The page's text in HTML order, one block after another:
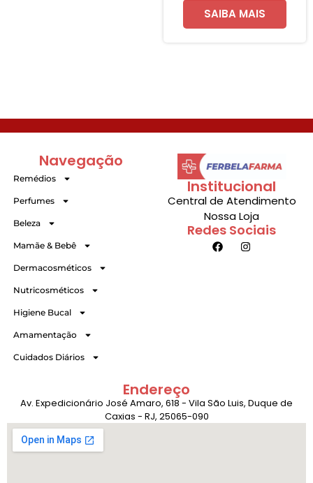
SAIBA MAIS
Institucional
Central de Atendimento
Nossa Loja
Redes Sociais
Navegação
Remédios
Perfumes
Beleza
Mamãe & Bebê
Dermacosméticos
Nutricosméticos
Higiene Bucal
Amamentação
Cuidados Diários
Endereço
Av. Expedicionário José Amaro, 618 - Vila São Luis, Duque de
Caxias - RJ, 25065-090